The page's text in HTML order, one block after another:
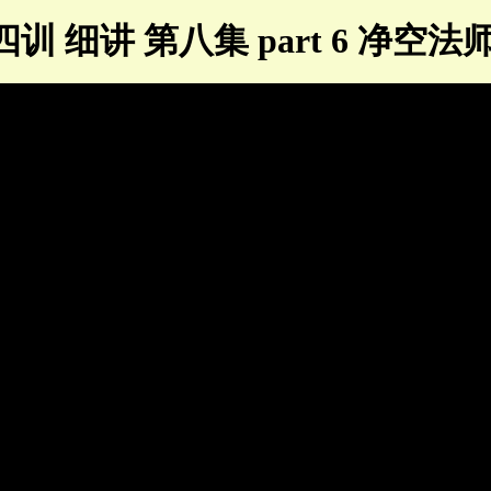
训 细讲 第八集 part 6 净空法